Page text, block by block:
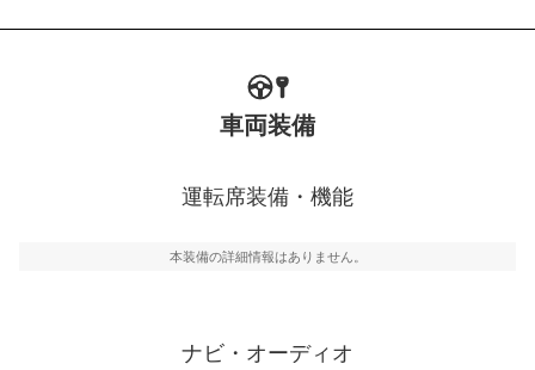
車両装備
運転席装備・機能
本装備の詳細情報はありません。
ナビ・オーディオ